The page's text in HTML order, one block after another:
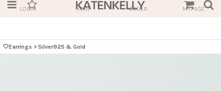
LOGIN JOIN ORDER MYPAGE
🤍Earrings > Silver925 & Gold